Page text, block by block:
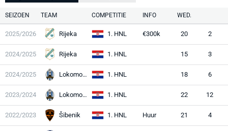
SEIZOEN TEAM COMPETITIE INFO WED.
2025/2026 Rijeka 1. HNL €300k 20 2
2024/2025 Rijeka 1. HNL 15 3
2024/2025 Lokomotiva 1. HNL 18 6
2023/2024 Lokomotiva 1. HNL 22 12
2022/2023 Šibenik 1. HNL Huur 21 4